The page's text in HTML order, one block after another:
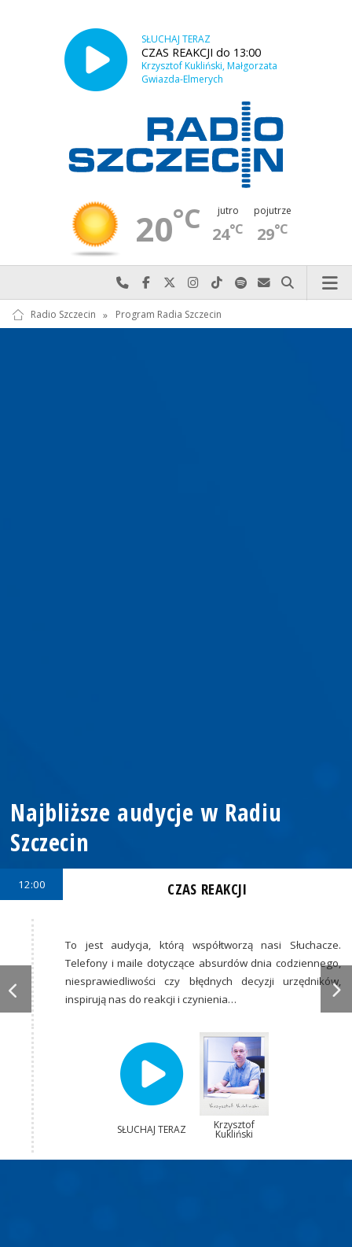
SŁUCHAJ TERAZ
CZAS REAKCJI do 13:00
Krzysztof Kukliński, Małgorzata
Gwiazda-Elmerych
20°C jutro
24°C
pojutrze
29°C
Najlepiej po prostu do nas zadzwoń
Odwiedź nas na Facebook-u
Odwiedź nas na X
Odwiedź nas na Instagram-ie
Odwiedź nas na TikTok-u
Szukaj nas na Spotify
Wyślij do nas
Szukaj
Radio Szczecin » Program Radia Szczecin
Najbliższe audycje w Radiu
Szczecin
12:00 CZAS REAKCJI
To jest audycja, którą współtworzą nasi Słuchacze.
Telefony i maile dotyczące absurdów dnia codziennego,
niesprawiedliwości czy błędnych decyzji urzędników,
inspirują nas do reakcji i czynienia…
SŁUCHAJ TERAZ Krzysztof
Kukliński